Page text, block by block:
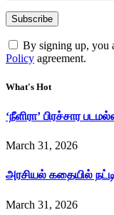
By signing up, you
Policy agreement.
What's Hot
‘நீளிரா’ பிரச்சார
March 31, 2026
அரசியல் கதையில்
March 31, 2026